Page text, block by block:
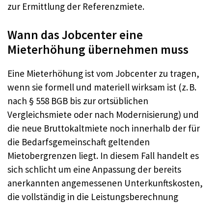
zur Ermittlung der Referenzmiete.
Wann das Jobcenter eine
Mieterhöhung übernehmen muss
Eine Mieterhöhung ist vom Jobcenter zu tragen,
wenn sie formell und materiell wirksam ist (z. B.
nach § 558 BGB bis zur ortsüblichen
Vergleichsmiete oder nach Modernisierung) und
die neue Bruttokaltmiete noch innerhalb der für
die Bedarfsgemeinschaft geltenden
Mietobergrenzen liegt. In diesem Fall handelt es
sich schlicht um eine Anpassung der bereits
anerkannten angemessenen Unterkunftskosten,
die vollständig in die Leistungsberechnung